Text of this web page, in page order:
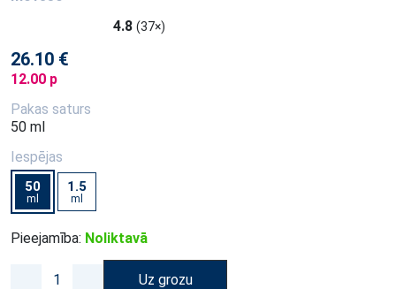
4.8 (37×)
26.10 €
12.00 p
Pakas saturs
50 ml
Iespējas
50
ml
1.5
ml
Pieejamība: Noliktavā
Uz grozu